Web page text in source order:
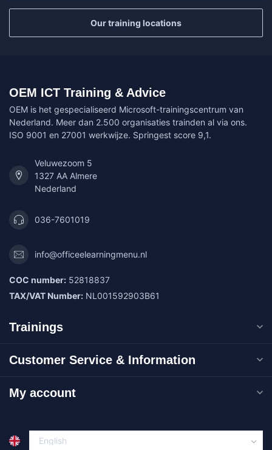
Our training locations
OEM ICT Training & Advice
OEM is het gespecialiseerd Microsoft-trainingscentrum van
Nederland. Meer dan 2.500 organisaties trainden al via ons.
ISO 9001 en 27001 werkwijze. Springest score 9,1.
Veluwezoom 5
1327 AA Almere
Nederland
036-7601019
info@officeelearningmenu.nl
COC number: 52818837
TAX/VAT Number: NL001592903B61
Trainings
Customer Service & Information
My account